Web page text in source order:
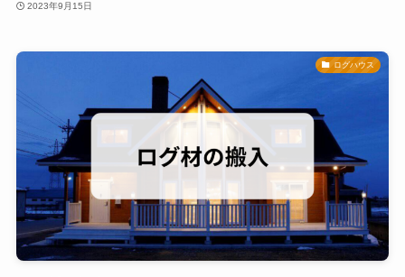
2023年9月15日
ログハウス